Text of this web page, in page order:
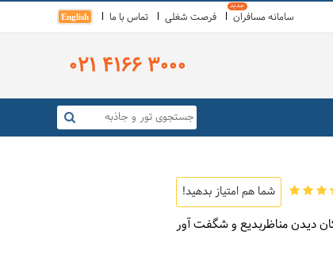
سامانه مسافران فرصت شغلی تماس با ما English
021 4166 3000
شما هم امتیاز بدهید!
دیدن مناظربدیع و شگفت آور